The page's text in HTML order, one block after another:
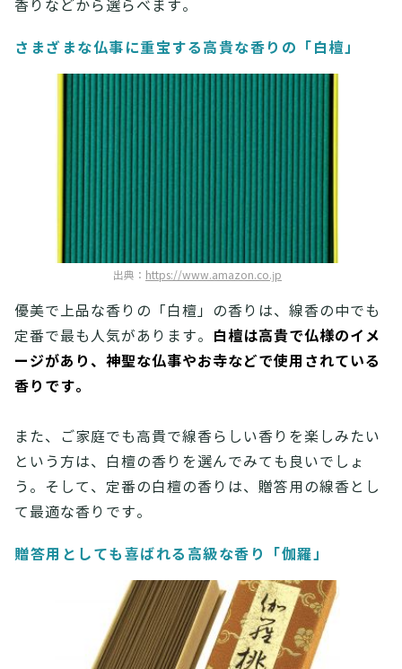
香りなどから選らべます。
さまざまな仏事に重宝する高貴な香りの「白檀」
出典： https://www.amazon.co.jp
優美で上品な香りの「白檀」の香りは、線香の中でも
定番で最も人気があります。
白檀は高貴で仏様のイメ
ージがあり、神聖な仏事やお寺などで使用されている
香りです。
また、ご家庭でも高貴で線香らしい香りを楽しみたい
という方は、白檀の香りを選んでみても良いでしょ
う。そして、定番の白檀の香りは、贈答用の線香とし
て最適な香りです。
贈答用としても喜ばれる高級な香り「伽羅」